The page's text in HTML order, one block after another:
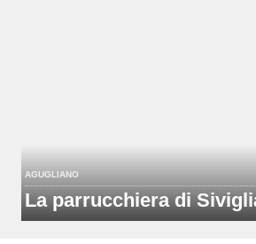
AGUGLIANO
La parrucchiera di